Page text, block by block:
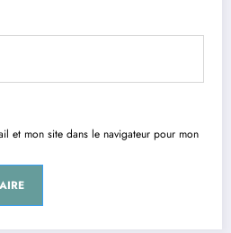
et mon site dans le navigateur pour mon